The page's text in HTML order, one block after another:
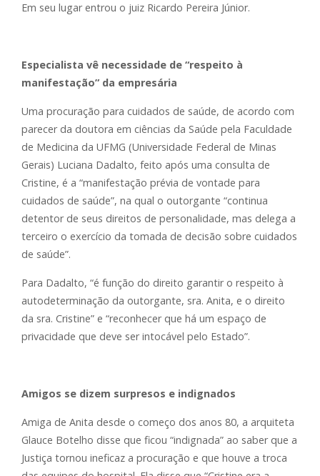
Em seu lugar entrou o juiz Ricardo Pereira Júnior.
Especialista vê necessidade de “respeito à
manifestação” da empresária
Uma procuração para cuidados de saúde, de acordo com
parecer da doutora em ciências da Saúde pela Faculdade
de Medicina da UFMG (Universidade Federal de Minas
Gerais) Luciana Dadalto, feito após uma consulta de
Cristine, é a “manifestação prévia de vontade para
cuidados de saúde”, na qual o outorgante “continua
detentor de seus direitos de personalidade, mas delega a
terceiro o exercício da tomada de decisão sobre cuidados
de saúde”.
Para Dadalto, “é função do direito garantir o respeito à
autodeterminação da outorgante, sra. Anita, e o direito
da sra. Cristine” e “reconhecer que há um espaço de
privacidade que deve ser intocável pelo Estado”.
Amigos se dizem surpresos e indignados
Amiga de Anita desde o começo dos anos 80, a arquiteta
Glauce Botelho disse que ficou “indignada” ao saber que a
Justiça tornou ineficaz a procuração e que houve a troca